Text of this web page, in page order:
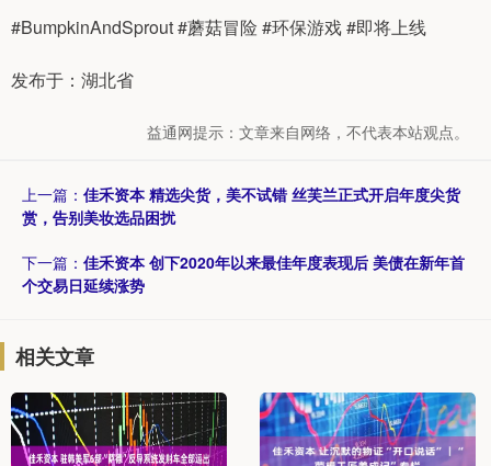
#BumpkinAndSprout #蘑菇冒险 #环保游戏 #即将上线
发布于：湖北省
益通网提示：文章来自网络，不代表本站观点。
上一篇： 佳禾资本 精选尖货，美不试错 丝芙兰正式开启年度尖货
赏，告别美妆选品困扰
下一篇： 佳禾资本 创下2020年以来最佳年度表现后 美债在新年首
个交易日延续涨势
相关文章